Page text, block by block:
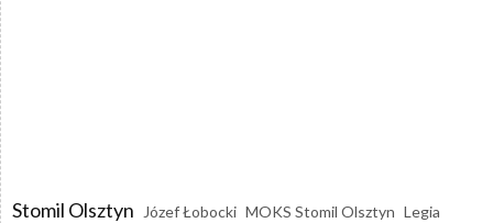
Stomil Olsztyn Józef Łobocki MOKS Stomil Olsztyn Legia